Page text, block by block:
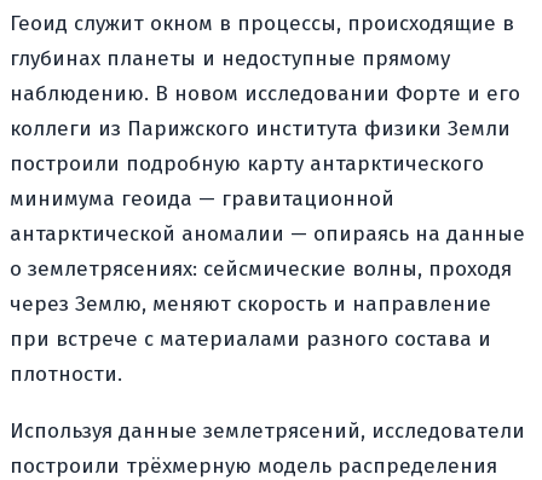
Геоид служит окном в процессы, происходящие в
глубинах планеты и недоступные прямому
наблюдению. В новом исследовании Форте и его
коллеги из Парижского института физики Земли
построили подробную карту антарктического
минимума геоида — гравитационной
антарктической аномалии — опираясь на данные
о землетрясениях: сейсмические волны, проходя
через Землю, меняют скорость и направление
при встрече с материалами разного состава и
плотности.
Используя данные землетрясений, исследователи
построили трёхмерную модель распределения